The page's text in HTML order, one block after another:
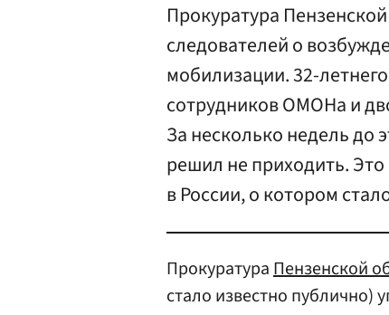
Прокуратура
следователей о
мобилизации. 32-
сотрудников ОМОНа и
За несколько недель до
решил не приходить.
в России, о котором
ПрокуратураПензенской
стало известно публично)